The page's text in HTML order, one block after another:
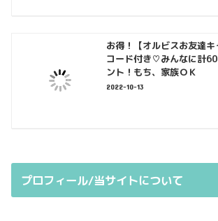
お得！【オルビスお友達
コード付き♡みんなに計
ント！もち、家族ＯＫ
2022-10-13
プロフィール/当サイトについて